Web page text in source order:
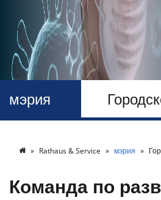
мэрия
Rathaus & Service мэрия
Команда по